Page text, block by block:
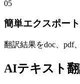
05
簡単エクスポート
翻訳結果をdoc、pdf
AIテキスト